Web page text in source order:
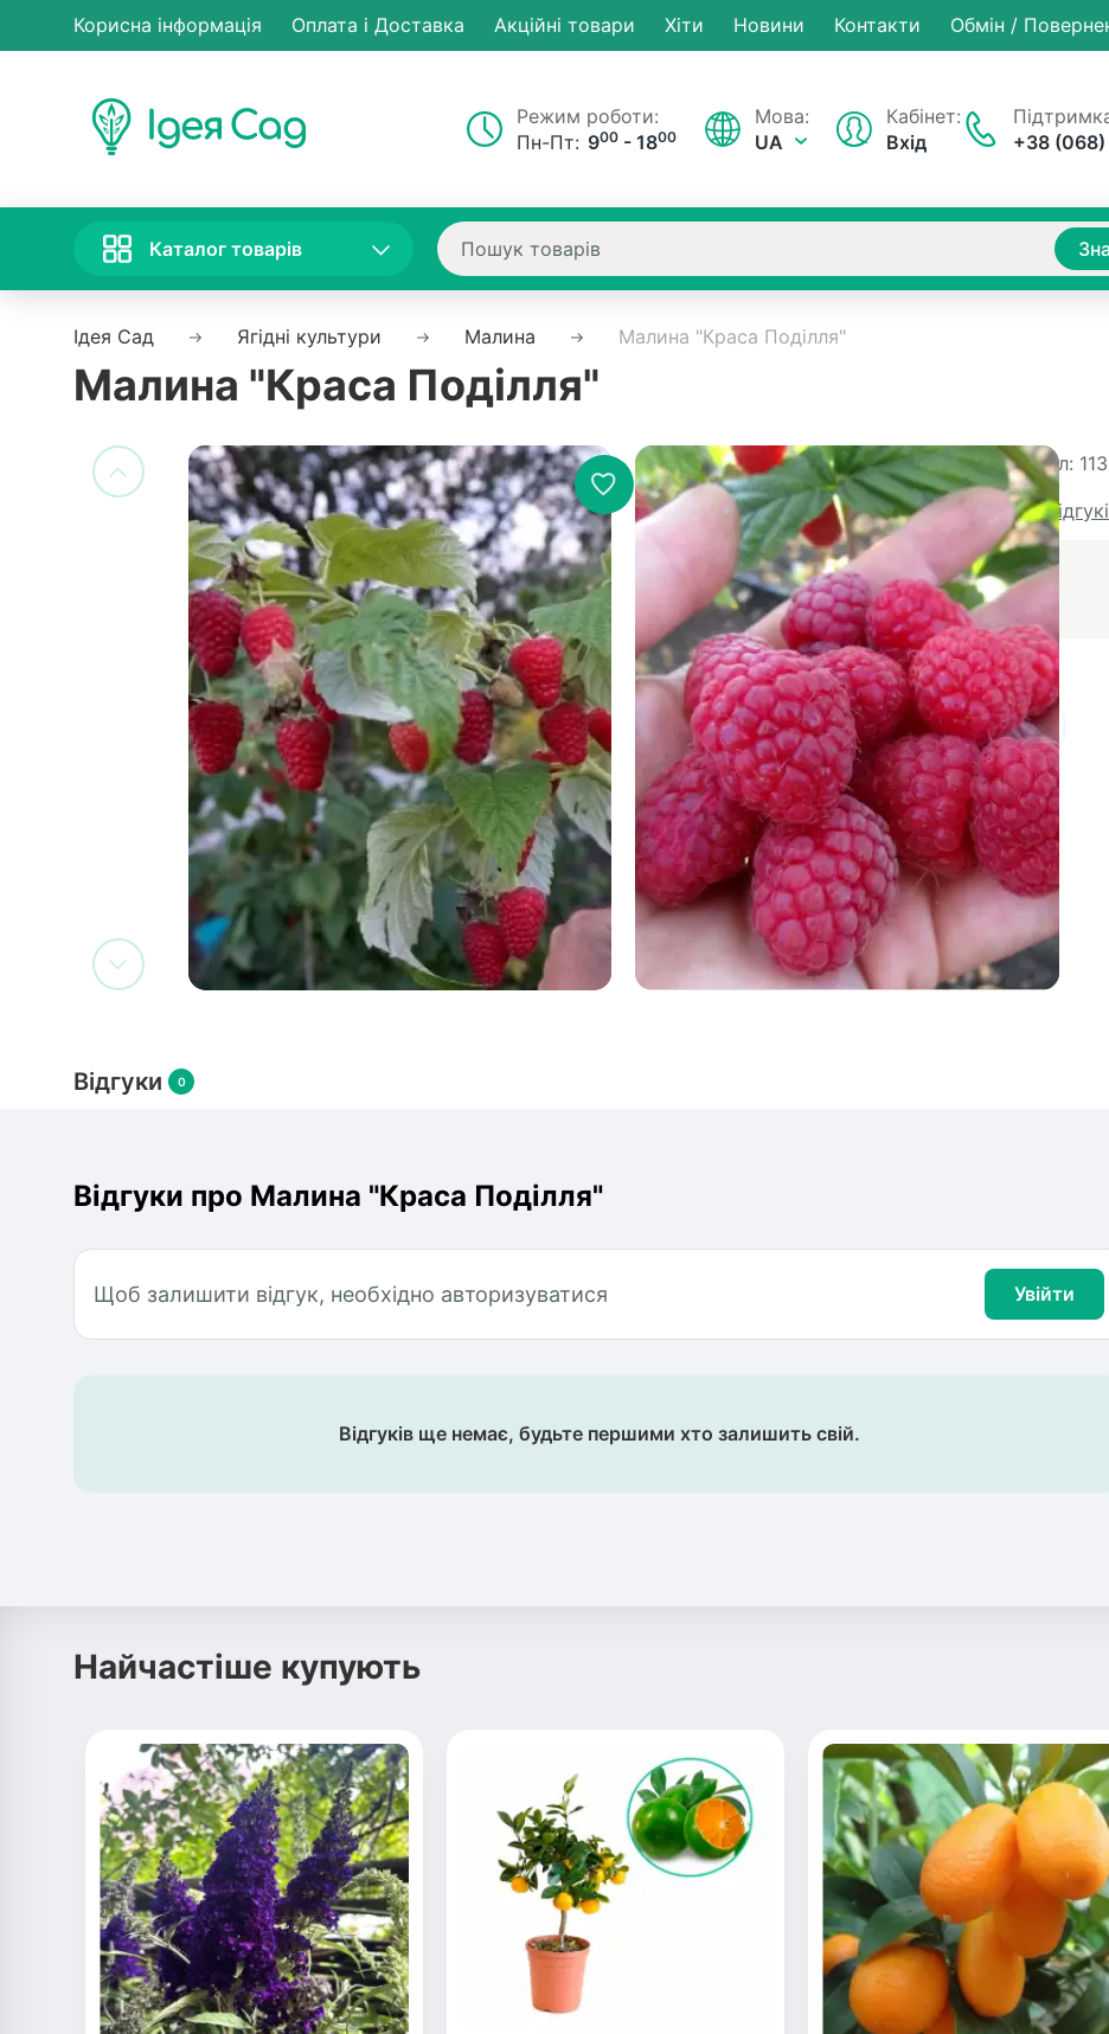
Корисна інформація Оплата і Доставка Акційні товари Хiти Новини Контакти Обмін /
Режим роботи:
Пн-Пт: 900 - 1800
+38
Мова:
UA
Кабінет:
Вхід
Каталог товарів
Ідея Сад Ягідні культури Малина Малина "Краса Поділля"
Малина "Краса Поділля"
Немає на складі Артикул:
Рейтинг:
0
Немає на складі
Також у нас є в продажу:
пізній сорт полуниці ягідні саджанці
аґрус звичайний розсада ожини
саджанці ягоди годжі
саджанець малини
Відгуки 0
Відгуки про Малина "Краса Поділля"
Щоб залишити відгук, необхідно авторизуватися Увійти
Відгуків ще немає, будьте першими хто залишить свій.
Найчастіше купують